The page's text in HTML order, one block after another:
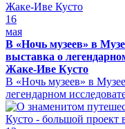
16
мая
В «Ночь музеев» в
выставка о
Жаке-Иве Кусто
В «Ночь музеев» в
легендарном